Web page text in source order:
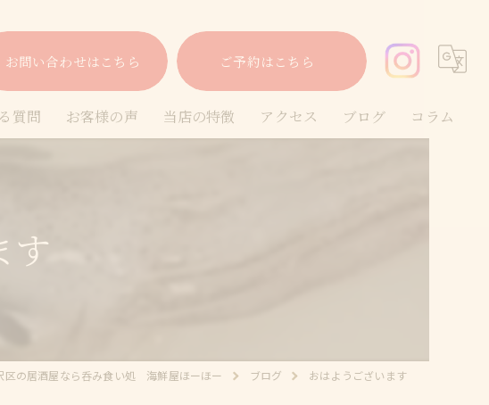
お問い合わせはこちら ご予約はこちら
質問 お客様の声 当店の特徴 アクセス ブログ コラム
す
区の居酒屋なら呑み食い処 海鮮屋ほーほー ブログ おはようございます